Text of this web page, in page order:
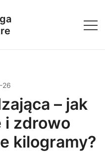
26
– jak
i zdrowo
kilogramy?